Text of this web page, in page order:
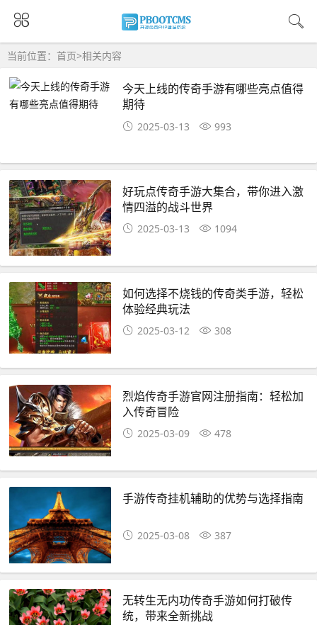
当前位置： 首页>相关内容
今天上线的传奇手游有哪些亮点值得
期待
2025-03-13 993
好玩点传奇手游大集合，带你进入激
情四溢的战斗世界
2025-03-13 1094
如何选择不烧钱的传奇类手游，轻松
体验经典玩法
2025-03-12 308
烈焰传奇手游官网注册指南：轻松加
入传奇冒险
2025-03-09 478
手游传奇挂机辅助的优势与选择指南
2025-03-08 387
无转生无内功传奇手游如何打破传
统，带来全新挑战